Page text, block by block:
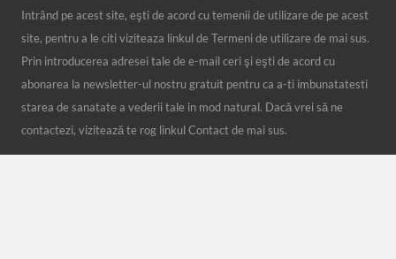
Intrând pe acest site, eşti de acord cu temenii de utilizare de pe acest
site, pentru a le citi viziteaza linkul de Termeni de utilizare de mai sus.
Prin introducerea adresei tale de e-mail ceri şi eşti de acord cu
abonarea la newsletter-ul nostru gratuit pentru ca a-ti imbunatatesti
starea de sanatate a vederii tale in mod natural. Dacă vrei să ne
contactezi, vizitează te rog linkul Contact de mai sus.